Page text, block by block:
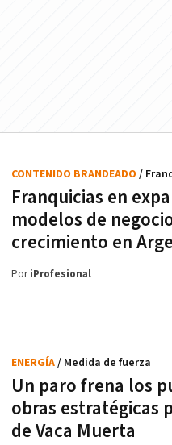
Franquicias en
modelos de
crecimiento en
CONTENIDO BRANDEADO /
PoriProfesional
Un paro frena los
obras estratégicas
de Vaca Muerta
ENERGÍA/ Medida de fuerza